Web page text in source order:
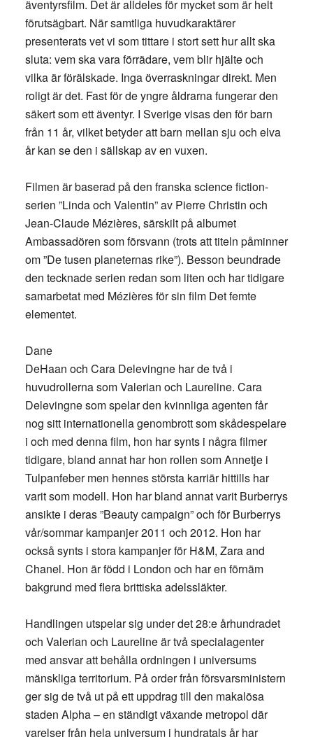
äventyrsfilm. Det är alldeles för mycket som är helt
förutsägbart. När samtliga huvudkaraktärer
presenterats vet vi som tittare i stort sett hur allt ska
sluta: vem ska vara förrädare, vem blir hjälte och
vilka är förälskade. Inga överraskningar direkt. Men
roligt är det. Fast för de yngre åldrarna fungerar den
säkert som ett äventyr. I Sverige visas den för barn
från 11 år, vilket betyder att barn mellan sju och elva
år kan se den i sällskap av en vuxen.
Filmen är baserad på den franska science fiction-
serien ”Linda och Valentin” av Pierre Christin och
Jean-Claude Mézières, särskilt på albumet
Ambassadören som försvann (trots att titeln påminner
om ”De tusen planeternas rike”). Besson beundrade
den tecknade serien redan som liten och har tidigare
samarbetat med Mézières för sin film Det femte
elementet.
Dane
DeHaan och Cara Delevingne har de två i
huvudrollerna som Valerian och Laureline. Cara
Delevingne som spelar den kvinnliga agenten får
nog sitt internationella genombrott som skådespelare
i och med denna film, hon har synts i några filmer
tidigare, bland annat har hon rollen som Annetje i
Tulpanfeber men hennes största karriär hittills har
varit som modell. Hon har bland annat varit Burberrys
ansikte i deras ”Beauty campaign” och för Burberrys
vår/sommar kampanjer 2011 och 2012. Hon har
också synts i stora kampanjer för H&M, Zara and
Chanel. Hon är född i London och har en förnäm
bakgrund med flera brittiska adelssläkter.
Handlingen utspelar sig under det 28:e århundradet
och Valerian och Laureline är två specialagenter
med ansvar att behålla ordningen i universums
mänskliga territorium. På order från försvarsministern
ger sig de två ut på ett uppdrag till den makalösa
staden Alpha – en ständigt växande metropol där
varelser från hela universum i hundratals år har